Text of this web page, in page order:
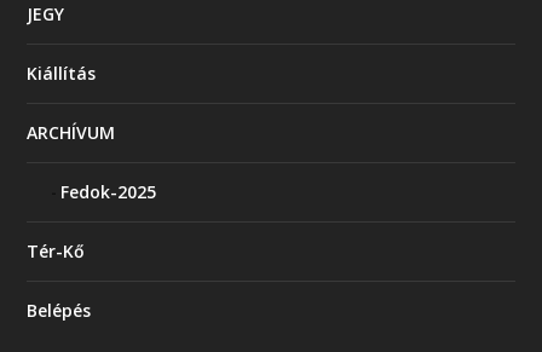
JEGY
Kiállítás
ARCHÍVUM
Fedok-2025
Tér-Kő
Belépés